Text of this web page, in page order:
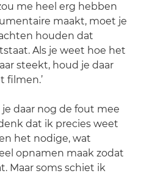
me heel erg hebben
maakt, moet je
houden dat
Als je weet hoe het
steekt, houd je daar
filmen.’
daar nog de fout mee
dat ik precies weet
het nodige, wat
opnamen maak zodat
Maar soms schiet ik